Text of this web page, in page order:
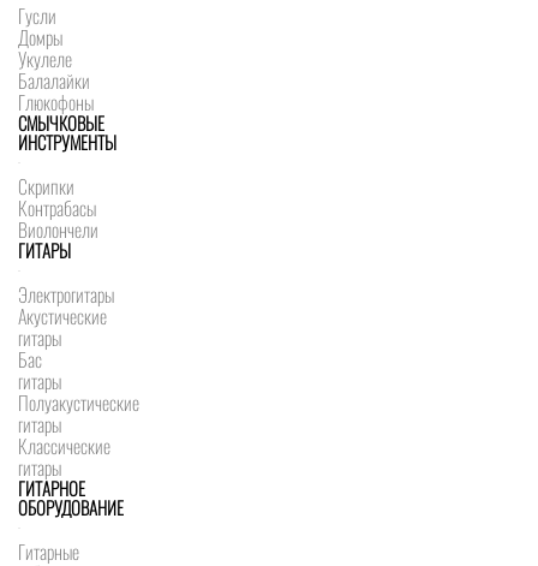
Гусли
Домры
Укулеле
Балалайки
Глюкофоны
СМЫЧКОВЫЕ
ИНСТРУМЕНТЫ
Скрипки
Контрабасы
Виолончели
ГИТАРЫ
Электрогитары
Акустические
гитары
Бас
гитары
Полуакустические
гитары
Классические
гитары
ГИТАРНОЕ
ОБОРУДОВАНИЕ
Гитарные